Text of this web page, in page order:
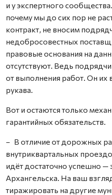
и у экспертного
почему мы до сих пор не
контракт, не вносим
недобросовестных
правовые основания на
отсутствуют. Ведь
от выполнения работ. Он их
рукава.
Вот и остаются только
гарантийных обязательств.
– В отличие от дорожных
внутриквартальных
идёт достаточно успешно
Архангельска. На ваш
тиражировать на другие